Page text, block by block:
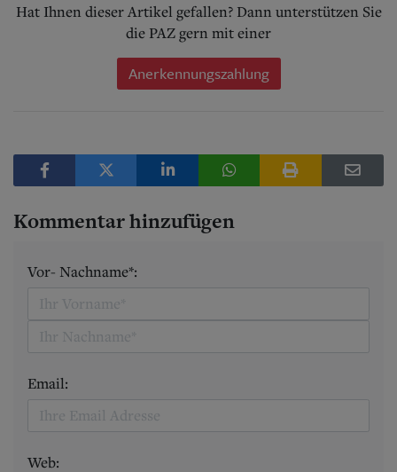
Hat Ihnen dieser Artikel gefallen? Dann unterstützen Sie
die PAZ gern mit einer
Anerkennungszahlung
Kommentar hinzufügen
Vor- Nachname*:
Email:
Web: